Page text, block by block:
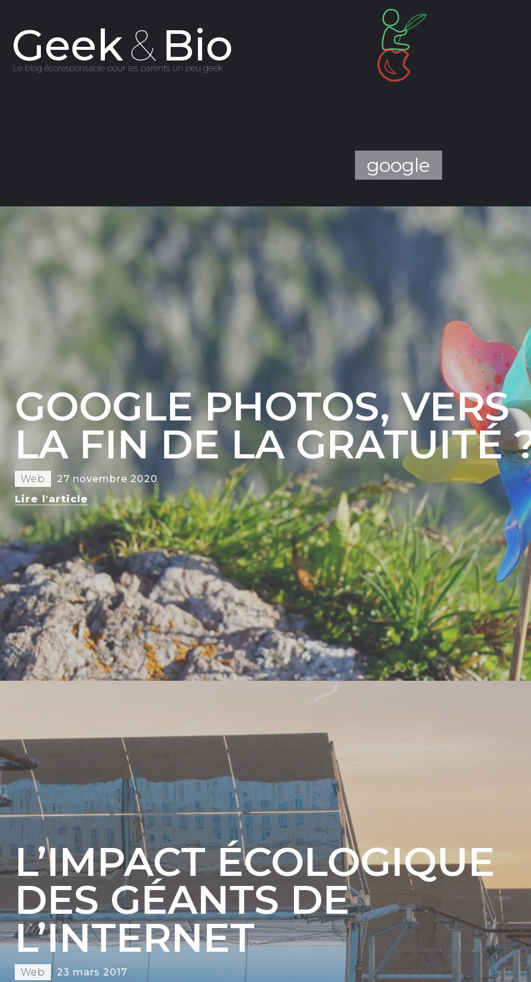
content
Geek& Bio
Le blog écoresponsable pour les parents un peu geek
google
GOOGLE PHOTOS, VERS
LA FIN DE LA GRATUITÉ
Web
27 novembre 2020
Lire l'article
L’IMPACT ÉCOLOGIQUE
DES GÉANTS DE
L’INTERNET
Web
23 mars 2017